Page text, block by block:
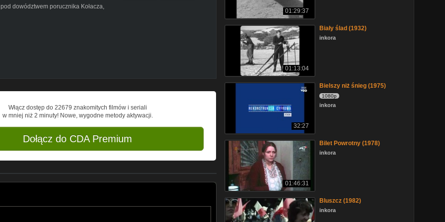
dowództwem porucznika Kołacza,
SS, chcącym oczyścić zaplecze
lokalny oddział NSZ nie bierze
bolszewików. Dla dowódcy
mu przez dowództwo zadanie
ze sztabem partyzanckim,
Włącz dostęp do 22679 znakomitych filmów i seriali
w mniej niż 2 minuty! Nowe, wygodne metody aktywacji.
Dołącz do CDA Premium
01:29:37
01:13:04
Biały ślad (1932)
inkora
32:27
Bielszy niż śnieg (1975)
1080p
inkora
01:46:31
Bilet Powrotny (1978)
inkora
Bluszcz (1982)
inkora